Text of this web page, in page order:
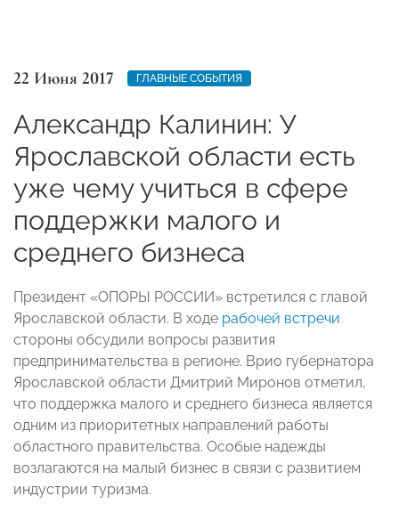
22 Июня 2017 ГЛАВНЫЕ СОБЫТИЯ
Александр Калинин: У
Ярославской области есть
уже чему учиться в сфере
поддержки малого и
среднего бизнеса
Президент «ОПОРЫ РОССИИ» встретился с главой
Ярославской области. В ходе рабочей встречи
стороны обсудили вопросы развития
предпринимательства в регионе. Врио губернатора
Ярославской области Дмитрий Миронов отметил,
что поддержка малого и среднего бизнеса является
одним из приоритетных направлений работы
областного правительства. Особые надежды
возлагаются на малый бизнес в связи с развитием
индустрии туризма.